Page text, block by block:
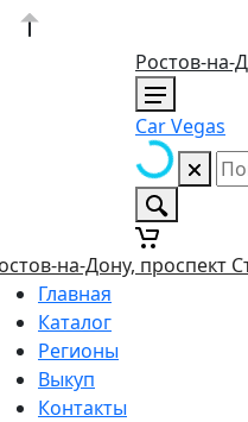
Ростов-на-
Car Vegas
на-Дону, проспект
Главная
Каталог
Регионы
Выкуп
Контакты